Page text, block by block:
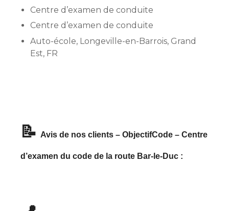
Centre d’examen de conduite
Centre d’examen de conduite
Auto-école, Longeville-en-Barrois, Grand
Est, FR
📝 Avis de nos clients – ObjectifCode – Centre
d’examen du code de la route Bar-le-Duc :